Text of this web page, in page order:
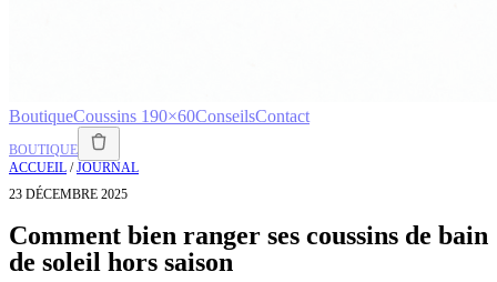
BoutiqueCoussins 190×60ConseilsContact
BOUTIQUE
ACCUEIL /JOURNAL
23 DÉCEMBRE 2025
Comment bien ranger ses coussins de bain
de soleil hors saison